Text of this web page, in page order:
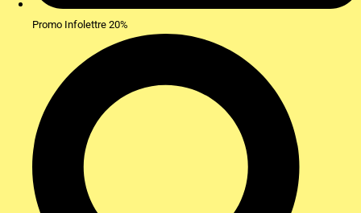
Promo Infolettre 20%